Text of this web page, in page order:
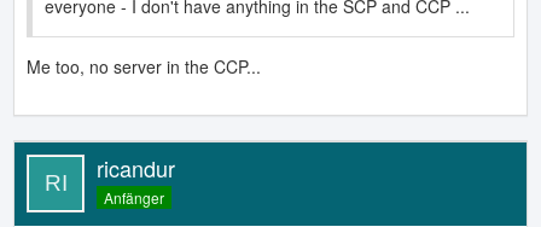
everyone - I don't have anything in the SCP and CCP ...
Me too, no server in the CCP...
ricandur
Anfänger